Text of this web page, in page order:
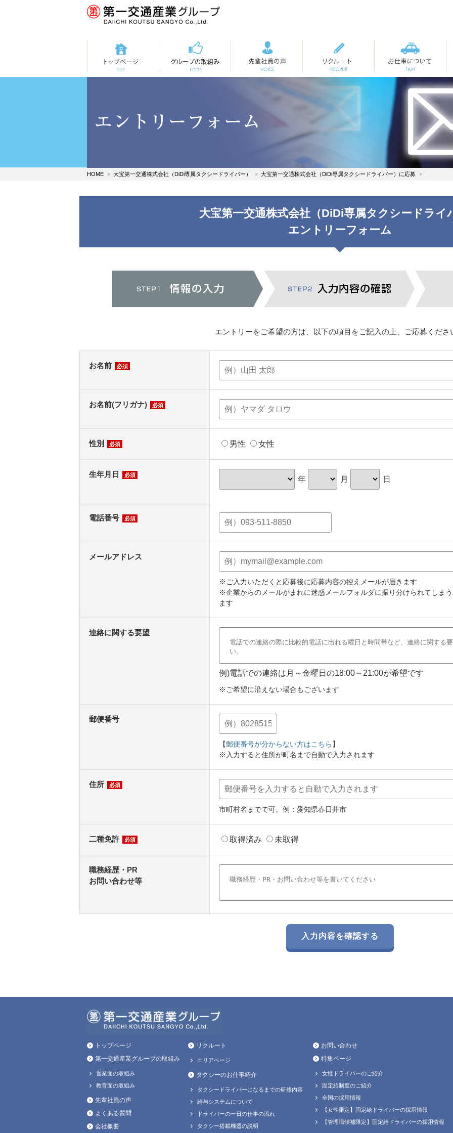
トップページ 第一交通の取組み 先輩社員の声 リクルート お仕事について
HOME 大宝第一交通株式会社（DiDi専属タクシードライバー） 大宝第一交通株式会社（DiDi専属タクシードライバー）に応募
大宝第一交通株式会社（DiDi専属タクシードライ
エントリーフォーム
エントリーをご希望の方は、以下の項目をご記入の上、ご応募くださ
お名前 必須
お名前(フリガナ) 必須
性別 必須 男性 女性
生年月日 必須 年 月 日
電話番号 必須
メールアドレス
※ご入力いただくと応募後に応募内容の控えメールが届きます
※企業からのメールがまれに迷惑メールフォルダに振り分けられてしま
ます
連絡に関する要望
例)電話での連絡は月～金曜日の18:00～21:00が希望です
※ご希望に沿えない場合もございます
郵便番号
【郵便番号が分からない方はこちら 】
※入力すると住所が町名まで自動で入力されます
住所 必須
市町村名までで可。例：愛知県春日井市
二種免許 必須 取得済み 未取得
職務経歴・PR
お問い合わせ等
トップページ
第一交通産業グループの取組み
営業面の取組み
教育面の取組み
先輩社員の声
よくある質問
会社概要
リクルート
エリアページ
タクシーのお仕事紹介
タクシードライバーになるまでの研修内容
給与システムについて
ドライバーの一日の仕事の流れ
タクシー搭載機器の説明
お問い合わせ
特集ページ
女性ドライバーのご紹介
固定給制度のご紹介
全国の採用情報
【女性限定】固定給ドライバーの採用情報
【管理職候補限定】固定給ドライバーの採用情報